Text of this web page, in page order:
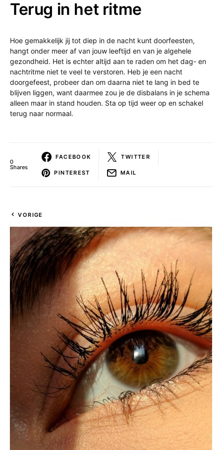
Terug in het ritme
Hoe gemakkelijk jij tot diep in de nacht kunt doorfeesten,
hangt onder meer af van jouw leeftijd en van je algehele
gezondheid. Het is echter altijd aan te raden om het dag- en
nachtritme niet te veel te verstoren. Heb je een nacht
doorgefeest, probeer dan om daarna niet te lang in bed te
blijven liggen, want daarmee zou je de disbalans in je schema
alleen maar in stand houden. Sta op tijd weer op en schakel
terug naar normaal.
0
Shares
FACEBOOK TWITTER
PINTEREST MAIL
VORIGE